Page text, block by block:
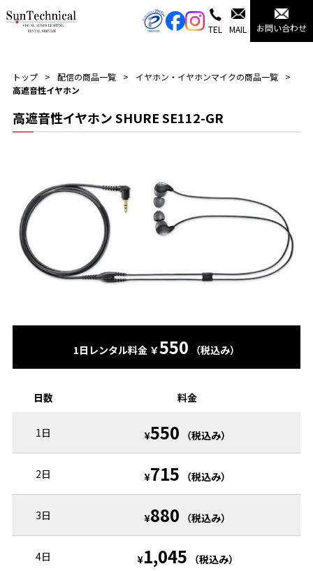
TEL MAIL お問い合わせ
トップ 配信の商品一覧
イヤホン・イヤホンマイクの商品一覧
高遮音性イヤホン
高遮音性イヤホン SHURE SE112-GR
1日レンタル料金 ￥550 （税込み）
日数 料金
1日 ¥550 （税込み）
2日 ¥715 （税込み）
3日 ¥880 （税込み）
4日 ¥1,045 （税込み）